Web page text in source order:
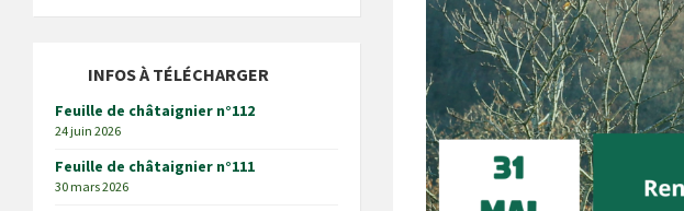
INFOS À TÉLÉCHARGER
Feuille de châtaignier n°112
24 juin 2026
Feuille de châtaignier n°111
30 mars 2026